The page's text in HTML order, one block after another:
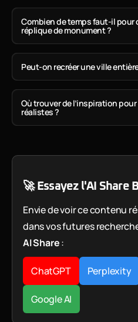
Combien de temps faut-il pour
réplique de monument ?
Peut-on recréer une ville
Où trouver de l’inspiration
réalistes ?
🚀 Essayez l'AI Share
Envie de voir ce contenu
dans vos futures
AI Share:
ChatGPT Perplexity
Google AI